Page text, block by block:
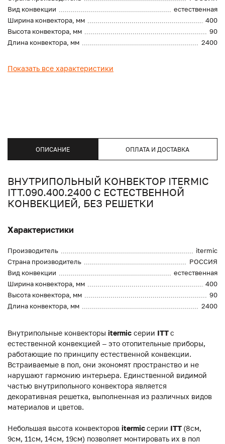
Вид конвекции
естественная
Ширина конвектора, мм
400
Высота конвектора, мм
90
Длина конвектора, мм
2400
Показать все характеристики
ОПИСАНИЕ ОПЛАТА И ДОСТАВКА
ВНУТРИПОЛЬНЫЙ КОНВЕКТОР ITERMIC
ITT.090.400.2400 С ЕСТЕСТВЕННОЙ
КОНВЕКЦИЕЙ, БЕЗ РЕШЕТКИ
Характеристики
Производитель
itermic
Страна производитель
РОССИЯ
Вид конвекции
естественная
Ширина конвектора, мм
400
Высота конвектора, мм
90
Длина конвектора, мм
2400
Внутрипольные конвекторы itermic серии ITTс
естественной конвекцией – это отопительные приборы,
работающие по принципу естественной конвекции.
Встраиваемые в пол, они экономят пространство и не
нарушают гармонию интерьера. Единственной видимой
частью внутрипольного конвектора является
декоративная решетка, выполненная из различных видов
материалов и цветов.
Небольшая высота конвекторов itermicсерии ITT (8см,
9см, 11см, 14см, 19см) позволяет монтировать их в пол